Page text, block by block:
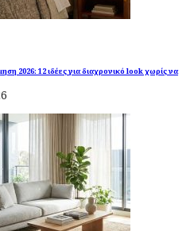
2026: 12 ιδέες για διαχρονικό look χωρίς να